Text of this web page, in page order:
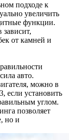
подходе к
увеличить
функции.
от камней и
авто.
можно в
если установить
углом.
позволяет
но и